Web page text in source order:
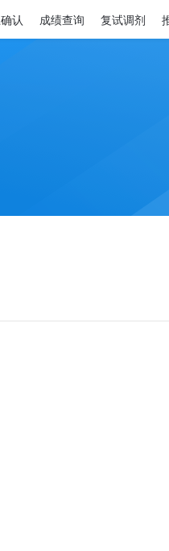
认 成绩查询 复试调剂